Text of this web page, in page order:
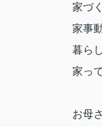
家づ
家事
暮ら
家っ
お母